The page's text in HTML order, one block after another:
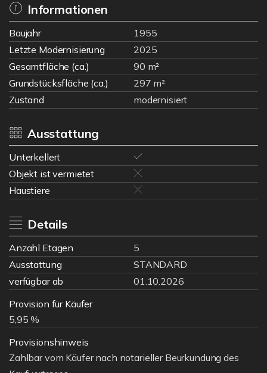
Informationen
Baujahr
1955
Letzte Modernisierung
2025
Gesamtfläche (ca.)
90 m²
Grundstücksfläche (ca.)
297 m²
Zustand
modernisiert
Ausstattung
Unterkellert
Objekt ist vermietet
Haustiere
Details
Anzahl Etagen
5
Ausstattung
STANDARD
verfügbar ab
01.10.2026
Provision für Käufer
5,95 %
Provisionshinweis
Zahlbar vom Käufer nach notarieller Beurkundung des